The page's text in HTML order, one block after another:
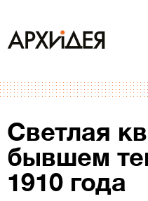
Светлая
бывшем
1910 года